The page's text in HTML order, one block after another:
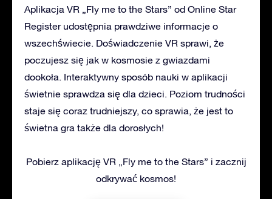
Aplikacja VR „Fly me to the Stars” od Online Star
Register udostępnia prawdziwe informacje o
wszechświecie. Doświadczenie VR sprawi, że
poczujesz się jak w kosmosie z gwiazdami
dookoła. Interaktywny sposób nauki w aplikacji
świetnie sprawdza się dla dzieci. Poziom trudności
staje się coraz trudniejszy, co sprawia, że jest to
świetna gra także dla dorosłych!
Pobierz aplikację VR „Fly me to the Stars” i zacznij
odkrywać kosmos!